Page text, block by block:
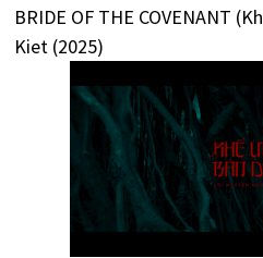
BRIDE OF THE COVENANT
Kiet (2025)